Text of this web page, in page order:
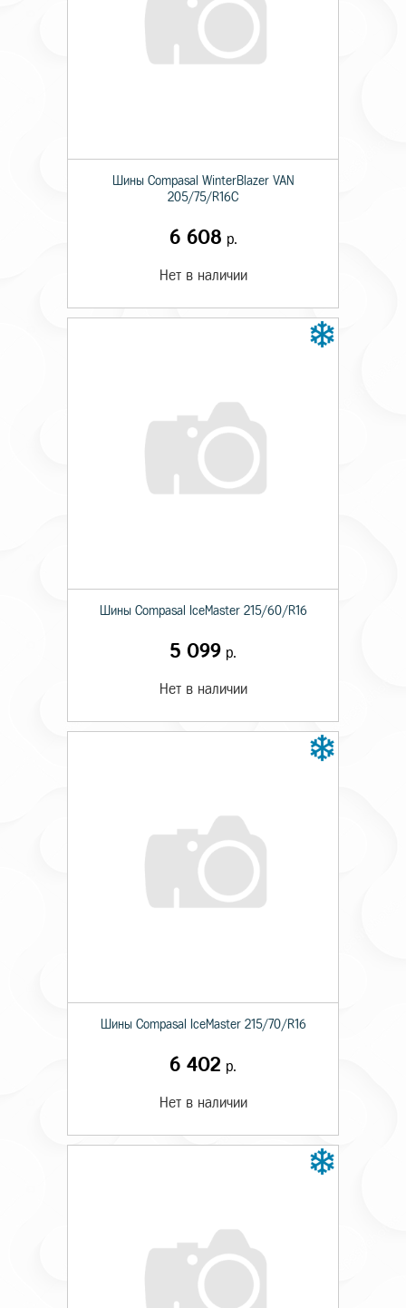
Шины Compasal WinterBlazer VAN
205/75/R16C
6 608 р.
Нет в наличии
Шины Compasal IceMaster 215/60/R16
5 099 р.
Нет в наличии
Шины Compasal IceMaster 215/70/R16
6 402 р.
Нет в наличии